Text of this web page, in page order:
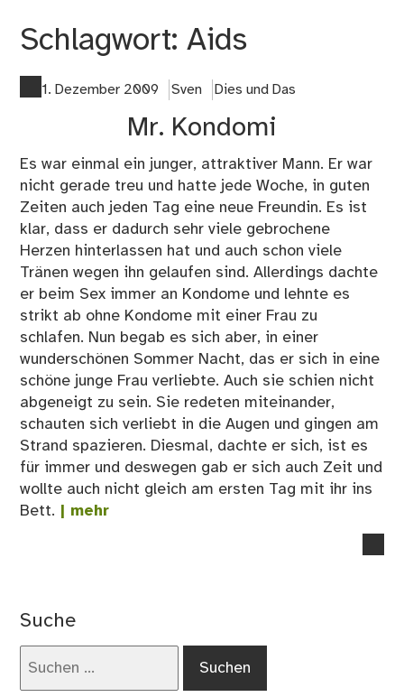
Schlagwort:Aids
1. Dezember 2009 Sven Dies und Das
Mr. Kondomi
Es war einmal ein junger, attraktiver Mann. Er war
nicht gerade treu und hatte jede Woche, in guten
Zeiten auch jeden Tag eine neue Freundin. Es ist
klar, dass er dadurch sehr viele gebrochene
Herzen hinterlassen hat und auch schon viele
Tränen wegen ihn gelaufen sind. Allerdings dachte
er beim Sex immer an Kondome und lehnte es
strikt ab ohne Kondome mit einer Frau zu
schlafen. Nun begab es sich aber, in einer
wunderschönen Sommer Nacht, das er sich in eine
schöne junge Frau verliebte. Auch sie schien nicht
abgeneigt zu sein. Sie redeten miteinander,
schauten sich verliebt in die Augen und gingen am
Strand spazieren. Diesmal, dachte er sich, ist es
für immer und deswegen gab er sich auch Zeit und
wollte auch nicht gleich am ersten Tag mit ihr ins
Bett. | mehr
Suche